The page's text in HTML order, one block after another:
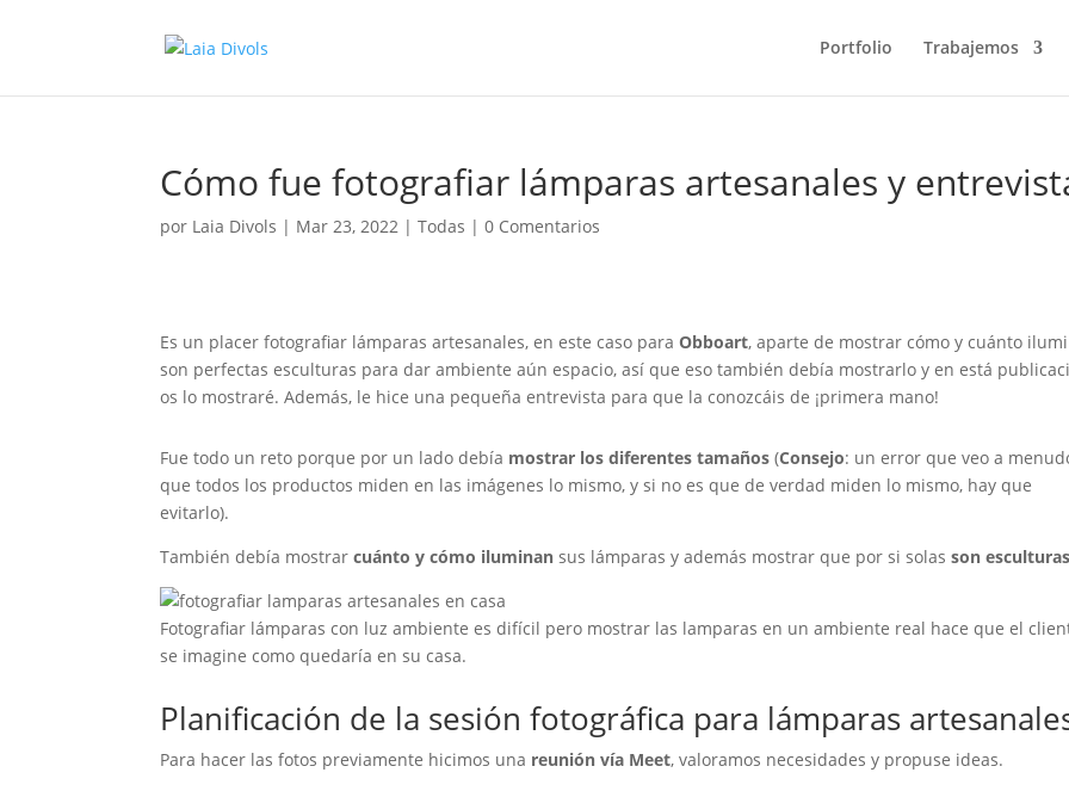
Portfolio Trabajemos
Cómo fue fotografiar lámparas artesanales y
por Laia Divols | Mar 23, 2022 |Todas |0 Comentarios
Es un placer fotografiar lámparas artesanales, en este caso paraObboart, aparte de mostrar cómo y cuánto
son perfectas esculturas para dar ambiente aún espacio, así que eso también debía mostrarlo y en está
os lo mostraré. Además, le hice una pequeña entrevista para que la conozcáis de ¡primera mano!
Fue todo un reto porque por un lado debía mostrar los diferentes tamaños (Consejo: un error que veo a
que todos los productos miden en las imágenes lo mismo, y si no es que de verdad miden lo mismo, hay que
evitarlo).
También debía mostrarcuánto y cómo iluminan sus lámparas y además mostrar que por si solasson
Fotografiar lámparas con luz ambiente es difícil pero mostrar las lamparas en un ambiente real hace que el
se imagine como quedaría en su casa.
Planificación de la sesión fotográfica para lámparas
Para hacer las fotos previamente hicimos una reunión vía Meet, valoramos necesidades y propuse ideas.